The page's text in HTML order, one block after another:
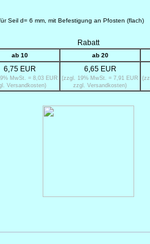
Seil d= 6 mm, mit Befestigung an Pfosten (flach)
Rabatt
ab 10 ab 20
6,75 EUR
MwSt. = 8,03 EUR
Versandkosten)
6,65 EUR
(zzgl. 19% MwSt. = 7,91 EUR
zzgl. Versandkosten)